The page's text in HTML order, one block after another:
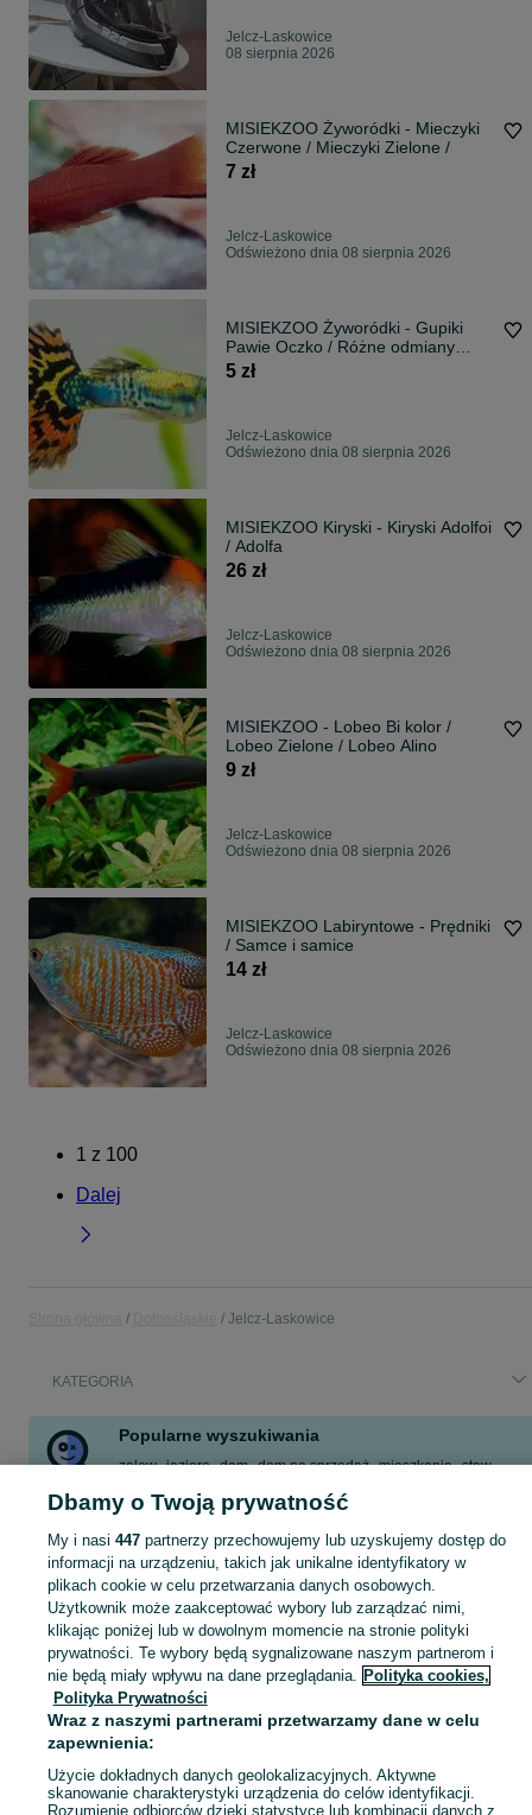
Jelcz-Laskowice
08 sierpnia 2026
MISIEKZOO Żyworódki - Mieczyki
Czerwone / Mieczyki Zielone /
7 zł
Jelcz-Laskowice
Odświeżono dnia 08 sierpnia 2026
MISIEKZOO Żyworódki - Gupiki
Pawie Oczko / Różne odmiany
barwne
5 zł
Jelcz-Laskowice
Odświeżono dnia 08 sierpnia 2026
MISIEKZOO Kiryski - Kiryski Adolfoi
/ Adolfa
26 zł
Jelcz-Laskowice
Odświeżono dnia 08 sierpnia 2026
MISIEKZOO - Lobeo Bi kolor /
Lobeo Zielone / Lobeo Alino
9 zł
Jelcz-Laskowice
Odświeżono dnia 08 sierpnia 2026
MISIEKZOO Labiryntowe - Prędniki
/ Samce i samice
14 zł
Jelcz-Laskowice
Odświeżono dnia 08 sierpnia 2026
1 z 100
Dalej
Jelcz-Laskowice
KATEGORIA
Popularne wyszukiwania
zalew jezioro dom dom na sprzedaż mieszkanie staw
praca
letniskowy
Zobacz Więcej
Skorzystaj z największego serwisu ogłoszeniowego - Jelcz-Laskowice i okolice! Kupuj to, czego pragniesz i sprzedawaj to, czego już nie potrzebujesz!
Mapa kategorii
Mapa miejscowości
Mapa ministron
Popularne wyszukiwania
Dbamy o Twoją prywatność
My i nasi 447partnerzy przechowujemy lub uzyskujemy dostęp do
informacji na urządzeniu, takich jak unikalne identyfikatory w
plikach cookie w celu przetwarzania danych osobowych.
Użytkownik może zaakceptować wybory lub zarządzać nimi,
klikając poniżej lub w dowolnym momencie na stronie polityki
prywatności. Te wybory będą sygnalizowane naszym partnerom i
nie będą miały wpływu na dane przeglądania. Polityka cookies,
Polityka Prywatności
Wraz z naszymi partnerami przetwarzamy dane w celu
zapewnienia:
Użycie dokładnych danych geolokalizacyjnych. Aktywne
skanowanie charakterystyki urządzenia do celów identyfikacji.
Rozumienie odbiorców dzięki statystyce lub kombinacji danych z